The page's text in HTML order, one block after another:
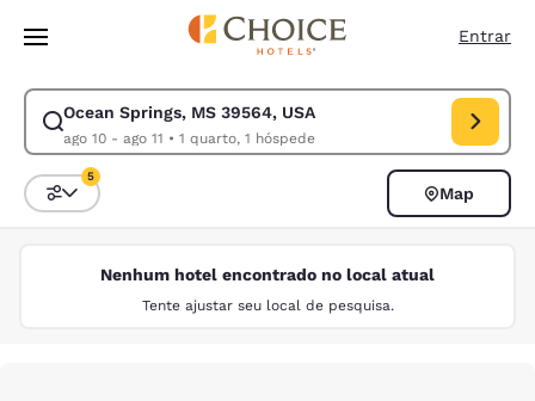
Pular Para Conteúdo Principal
Entrar
Ocean Springs, MS 39564, USA
ago 10 - ago 11 • 1 quarto, 1 hóspede
Modificar pesquisa para Ocean Springs, MS 39564, USA. Data de
Classificar e filtrar
5
Map
Nenhum hotel encontrado no local atual
Tente ajustar seu local de pesquisa.